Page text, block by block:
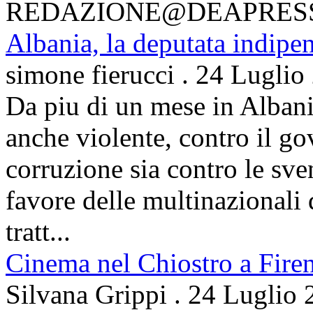
Albania, la deputata
simone fierucci . 24 Luglio
Da piu di un mese in
anche violente, contro il
corruzione sia contro le
favore delle multinazionali
tratt...
Cinema nel Chiostro a
Silvana Grippi . 24 Luglio